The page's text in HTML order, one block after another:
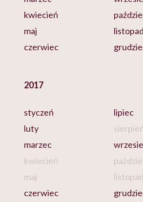
kwiecień
maj
czerwiec
listopad
2017
styczeń
luty
marzec
kwiecień
maj
czerwiec
lipiec
listopad